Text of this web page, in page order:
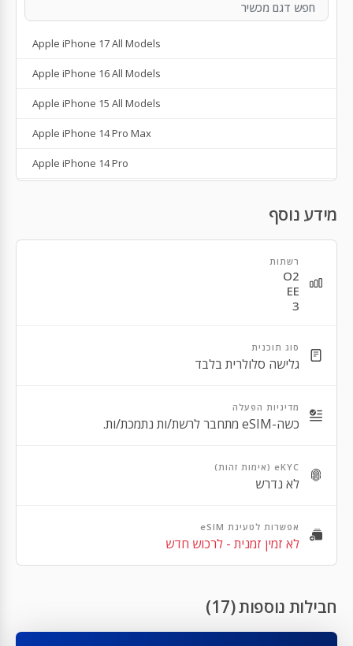
Apple iPhone 17 All Models
Apple iPhone 16 All Models
Apple iPhone 15 All Models
Apple iPhone 14 Pro Max
Apple iPhone 14 Pro
Apple iPhone 12 Pro
מידע נוסף
רשתות
O2
EE
3
סוג תוכנית
גלישה סלולרית בלבד
מדיניות הפעלה
כשה-eSIM מתחבר לרשת/ות נתמכת/ות.
eKYC (אימות זהות)
לא נדרש
אפשרות לטעינת eSIM
לא זמין זמנית - לרכוש חדש
חבילות נוספות (17)